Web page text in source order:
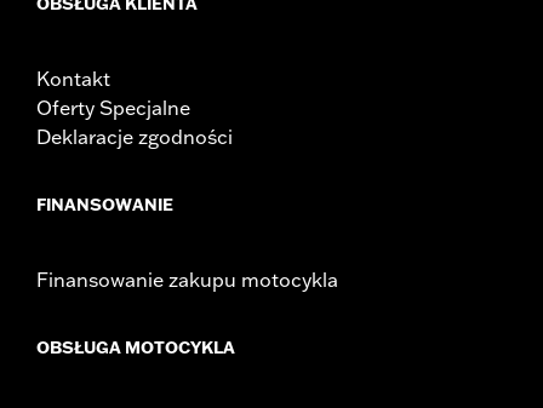
Kontakt
Oferty Specjalne
Deklaracje zgodności
FINANSOWANIE
Finansowanie zakupu motocykla
OBSŁUGA MOTOCYKLA